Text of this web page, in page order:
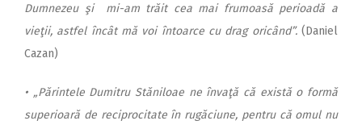
Dumnezeu şi mi-am trăit cea mai frumoasă perioadă a
vieţii, astfel încât mă voi întoarce cu drag oricând”.(Daniel
Cazan)
• „Părintele Dumitru Stăniloae ne învaţă că există o formă
superioară de reciprocitate în rugăciune, pentru că omul nu